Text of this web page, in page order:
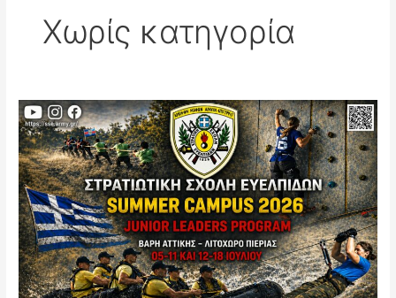
Χωρίς κατηγορία
Summer
Campus
–
Junior
Leaders
Program